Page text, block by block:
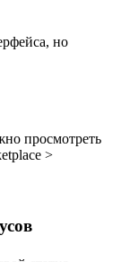
но
просмотреть
>